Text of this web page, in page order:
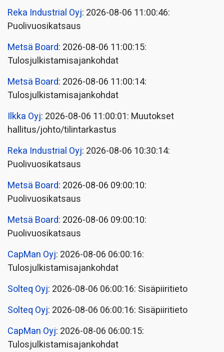
Reka Industrial Oyj: 2026-08-06 11:00:46:
Puolivuosikatsaus
Metsä Board: 2026-08-06 11:00:15:
Tulosjulkistamisajankohdat
Metsä Board: 2026-08-06 11:00:14:
Tulosjulkistamisajankohdat
Ilkka Oyj: 2026-08-06 11:00:01: Muutokset
hallitus/johto/tilintarkastus
Reka Industrial Oyj: 2026-08-06 10:30:14:
Puolivuosikatsaus
Metsä Board: 2026-08-06 09:00:10:
Puolivuosikatsaus
Metsä Board: 2026-08-06 09:00:10:
Puolivuosikatsaus
CapMan Oyj: 2026-08-06 06:00:16:
Tulosjulkistamisajankohdat
Solteq Oyj: 2026-08-06 06:00:16: Sisäpiiritieto
Solteq Oyj: 2026-08-06 06:00:16: Sisäpiiritieto
CapMan Oyj: 2026-08-06 06:00:15:
Tulosjulkistamisajankohdat